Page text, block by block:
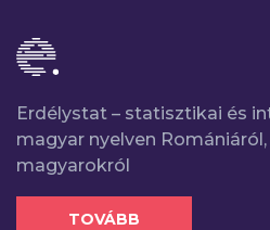
Erdélystat – statisztikai és
magyar nyelven
magyarokról
TOVÁBB